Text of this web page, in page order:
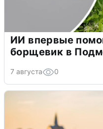
ИИ впервые
борщевик в
7 августа 0